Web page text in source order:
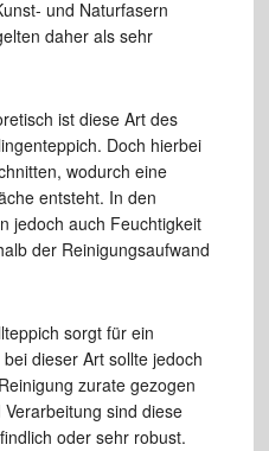
und Naturfasern
daher als sehr
ist diese Art des
Doch hierbei
wodurch eine
entsteht. In den
jedoch auch Feuchtigkeit
der Reinigungsaufwand
sorgt für ein
dieser Art sollte jedoch
zurate gezogen
sind diese
oder sehr robust.